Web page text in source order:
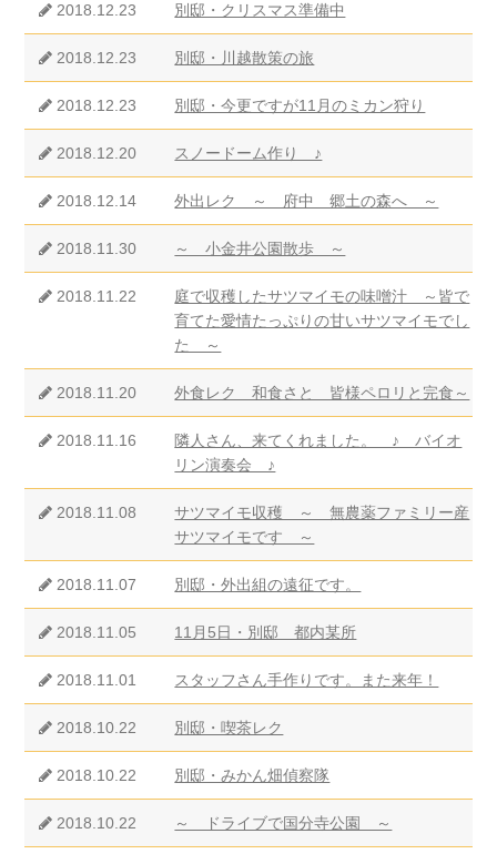
2018.12.23 別邸・クリスマス準備中
2018.12.23 別邸・川越散策の旅
2018.12.23 別邸・今更ですが11月のミカン狩り
2018.12.20 スノードーム作り ♪
2018.12.14 外出レク ～ 府中 郷土の森へ ～
2018.11.30 ～ 小金井公園散歩 ～
2018.11.22
庭で収穫したサツマイモの味噌汁 ～皆で
育てた愛情たっぷりの甘いサツマイモでし
た ～
2018.11.20 外食レク 和食さと 皆様ペロリと完食～
2018.11.16
隣人さん、来てくれました。 ♪ バイオ
リン演奏会 ♪
2018.11.08
サツマイモ収穫 ～ 無農薬ファミリー産
サツマイモです ～
2018.11.07 別邸・外出組の遠征です。
2018.11.05 11月5日・別邸 都内某所
2018.11.01 スタッフさん手作りです。また来年！
2018.10.22 別邸・喫茶レク
2018.10.22 別邸・みかん畑偵察隊
2018.10.22 ～ ドライブで国分寺公園 ～